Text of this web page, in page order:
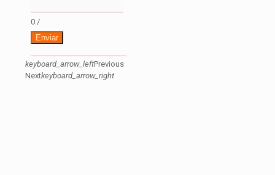
0 /
Enviar
keyboard_arrow_leftPrevious
Nextkeyboard_arrow_right